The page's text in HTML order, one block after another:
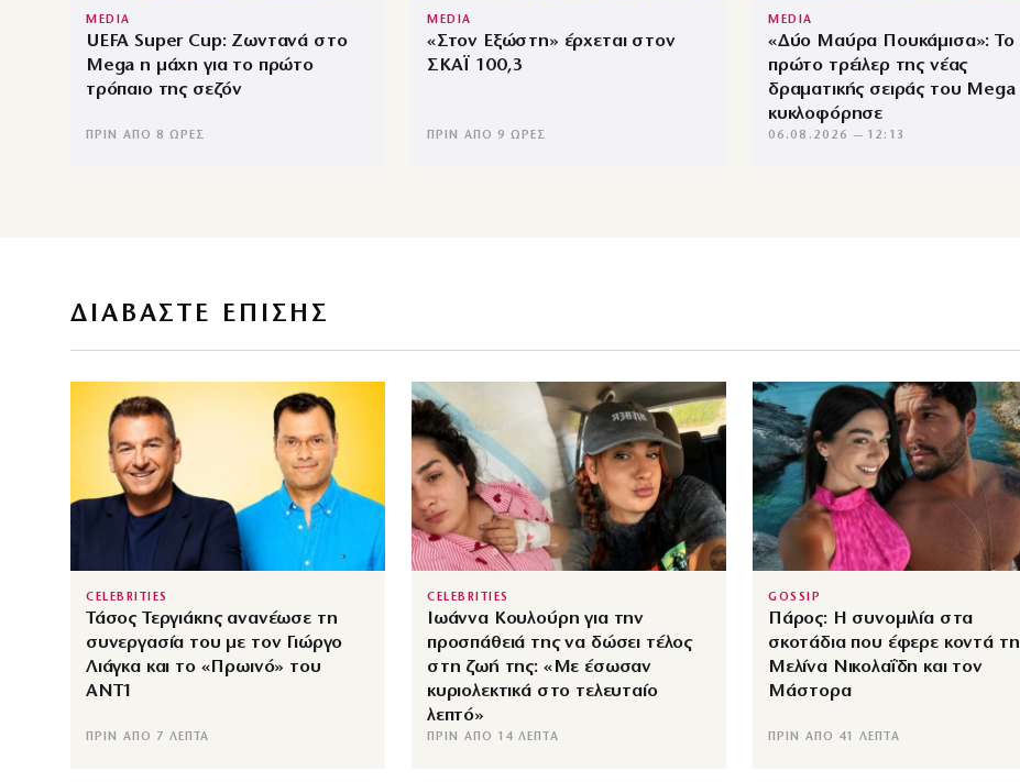
MEDIA
UEFA Super Cup: Ζωντανά στο
Mega η μάχη για το πρώτο
τρόπαιο της σεζόν
ΠΡΙΝ ΑΠΌ 8 ΏΡΕΣ
MEDIA
«Στον Εξώστη» έρχεται στον
ΣΚΑΪ 100,3
ΠΡΙΝ ΑΠΌ 9 ΏΡΕΣ
MEDIA
«Δύο Μαύρα Πουκάμισα»: Το
πρώτο τρέιλερ της νέας
δραματικής σειράς του Mega
κυκλοφόρησε
06.08.2026 — 12:13
ΔΙΑΒΑΣΤΕ ΕΠΙΣΗΣ
CELEBRITIES
Τάσος Τεργιάκης ανανέωσε τη
συνεργασία του με τον Γιώργο
Λιάγκα και το «Πρωινό» του
ΑΝΤ1
ΠΡΙΝ ΑΠΌ 7 ΛΕΠΤΆ
CELEBRITIES
Ιωάννα Κουλούρη για την
προσπάθειά της να δώσει τέλος
στη ζωή της: «Με έσωσαν
κυριολεκτικά στο τελευταίο
λεπτό»
ΠΡΙΝ ΑΠΌ 14 ΛΕΠΤΆ
GOSSIP
Πάρος: Η συνομιλία στα
σκοτάδια που έφερε κοντά τη
Μελίνα Νικολαΐδη και τον
Μάστορα
ΠΡΙΝ ΑΠΌ 41 ΛΕΠΤΆ